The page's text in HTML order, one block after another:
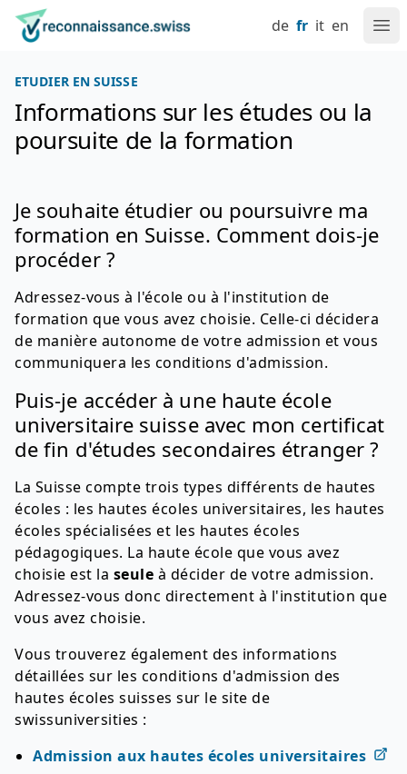
Naviguez sur reconnaissance.swiss
Aller au contenu
Réglage de la langue
Navigation principale
Retour à la page d'accueil de fr it en
ETUDIER EN SUISSE
Informations sur les études ou la
poursuite de la formation
Je souhaite étudier ou poursuivre ma
formation en Suisse. Comment dois-je
procéder ?
Adressez-vous à l'école ou à l'institution de
formation que vous avez choisie. Celle-ci décidera
de manière autonome de votre admission et vous
communiquera les conditions d'admission.
Puis-je accéder à une haute école
universitaire suisse avec mon certificat
de fin d'études secondaires étranger ?
La Suisse compte trois types différents de hautes
écoles : les hautes écoles universitaires, les hautes
écoles spécialisées et les hautes écoles
pédagogiques. La haute école que vous avez
choisie est la seule à décider de votre admission.
Adressez-vous donc directement à l'institution que
vous avez choisie.
Vous trouverez également des informations
détaillées sur les conditions d'admission des
hautes écoles suisses sur le site de
swissuniversities :
Admission aux hautes écoles universitaires